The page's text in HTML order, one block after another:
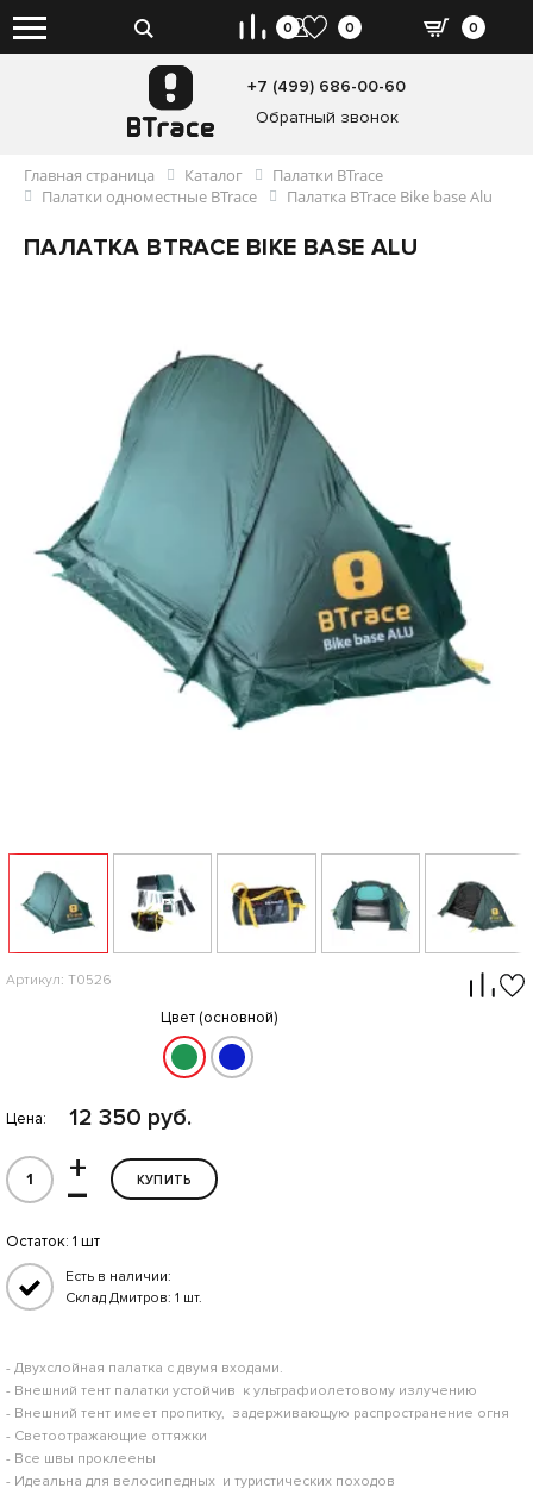
+7 (499) 686-00-60
Обратный звонок
0
0 0
Главная страница Каталог
Палатки BTrace
Палатки одноместные BTrace
Палатка BTrace Bike base Alu
ПАЛАТКА BTRACE BIKE BASE ALU
Артикул: T0526
Цвет (основной)
Цена: 12 350 руб.
–
+ КУПИТЬ
Остаток: 1 шт
Есть в наличии:
Склад Дмитров: 1 шт.
- Двухслойная палатка с двумя входами.
- Внешний тент палатки устойчив к ультрафиолетовому излучению
- Внешний тент имеет пропитку, задерживающую распространение огня
- Светоотражающие оттяжки
- Все швы проклеены
- Идеальна для велосипедных и туристических походов